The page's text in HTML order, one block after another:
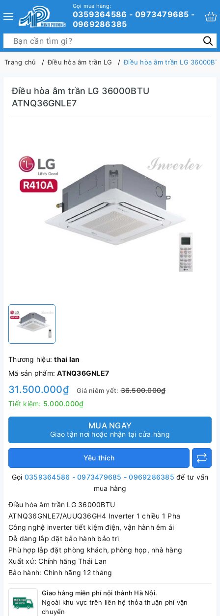
Gọi mua hàng:
0359364586 - 0973479685 -
0969286385
Trang chủ Điều hòa âm trần LG Điều hòa âm trần LG
Điều hòa âm trần LG 36000BTU
ATNQ36GNLE7
Thương hiệu:thai lan
Mã sản phẩm:ATNQ36GNLE7
31.500.000₫ Giá niêm yết:36.500.000₫
Tiết kiệm: 5.000.000₫
MUA NGAY
Giao tận nơi hoặc nhận tại cửa hàng
Yêu thích
Gọi 0359364586 - 0973479685 - 0969286385 để tư vấn
mua hàng
Điều hòa âm trần LG 36000BTU
ATNQ36GNLE7/AUUQ36GH4 Inverter 1 chiều 1 Pha
Công nghệ inverter tiết kiệm điện, vận hành êm ái
Dễ dàng lắp đặt bảo hành bảo trì
Phù hợp lắp đặt phòng khách, phòng họp, nhà hàng
Xuất xứ: Chính hãng Thái Lan
Bảo hành: Chính hãng 12 tháng
Giao hàng miễn phí nội thành Hà Nội.
Ngoài khu vực trên liên hệ thỏa thuận phí vận
chuyển